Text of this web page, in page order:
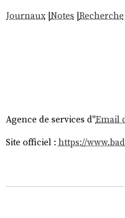
Journaux|Notes |Recherche
Agence de services d''Email
Site officiel :https://